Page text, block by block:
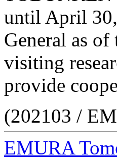
until April 30,
General as of
visiting
provide
(202103 /
EMURA